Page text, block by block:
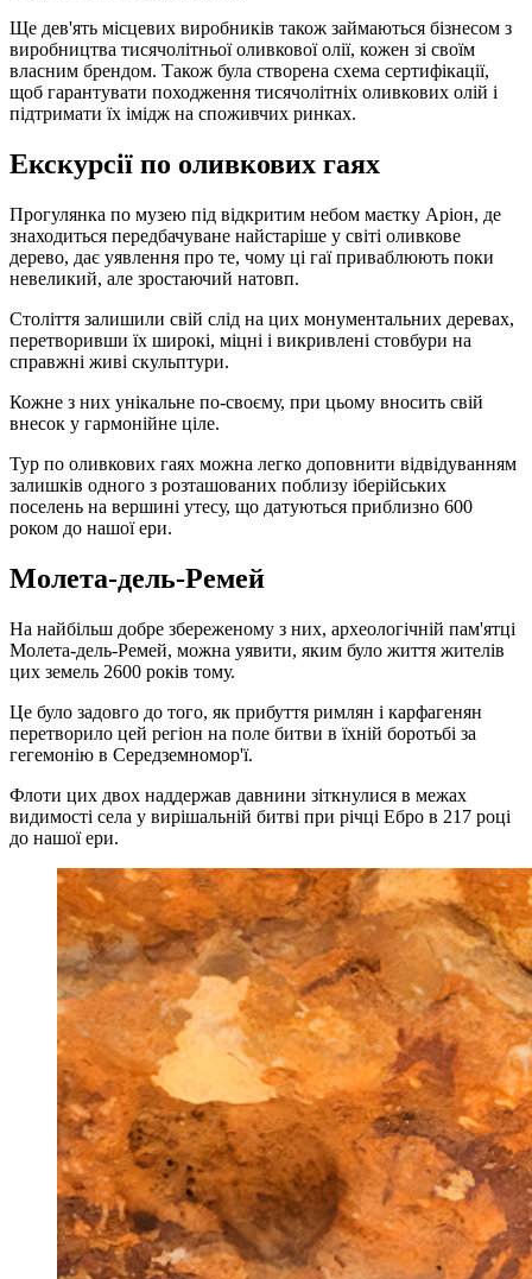
Ще дев'ять місцевих виробників також займаються бізнесом з
виробництва тисячолітньої оливкової олії, кожен зі своїм
власним брендом. Також була створена схема сертифікації,
щоб гарантувати походження тисячолітніх оливкових олій і
підтримати їх імідж на споживчих ринках.
Екскурсії по оливкових гаях
Прогулянка по музею під відкритим небом маєтку Аріон, де
знаходиться передбачуване найстаріше у світі оливкове
дерево, дає уявлення про те, чому ці гаї приваблюють поки
невеликий, але зростаючий натовп.
Століття залишили свій слід на цих монументальних деревах,
перетворивши їх широкі, міцні і викривлені стовбури на
справжні живі скульптури.
Кожне з них унікальне по-своєму, при цьому вносить свій
внесок у гармонійне ціле.
Тур по оливкових гаях можна легко доповнити відвідуванням
залишків одного з розташованих поблизу іберійських
поселень на вершині утесу, що датуються приблизно 600
роком до нашої ери.
Молета-дель-Ремей
На найбільш добре збереженому з них, археологічній пам'ятці
Молета-дель-Ремей, можна уявити, яким було життя жителів
цих земель 2600 років тому.
Це було задовго до того, як прибуття римлян і карфагенян
перетворило цей регіон на поле битви в їхній боротьбі за
гегемонію в Середземномор'ї.
Флоти цих двох наддержав давнини зіткнулися в межах
видимості села у вирішальній битві при річці Ебро в 217 році
до нашої ери.